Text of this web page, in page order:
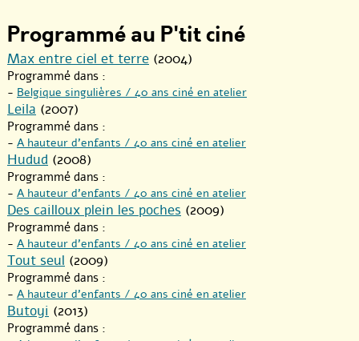
Programmé au P'tit ciné
Max entre ciel et terre (2004)
Programmé dans :
- Belgique singulières / 40 ans ciné en atelier
Leila (2007)
Programmé dans :
- A hauteur d’enfants / 40 ans ciné en atelier
Hudud (2008)
Programmé dans :
- A hauteur d’enfants / 40 ans ciné en atelier
Des cailloux plein les poches (2009)
Programmé dans :
- A hauteur d’enfants / 40 ans ciné en atelier
Tout seul (2009)
Programmé dans :
- A hauteur d’enfants / 40 ans ciné en atelier
Butoyi (2013)
Programmé dans :